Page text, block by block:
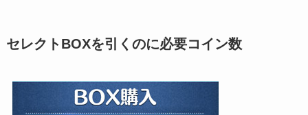
セレクトBOXを引くのに必要コイン数